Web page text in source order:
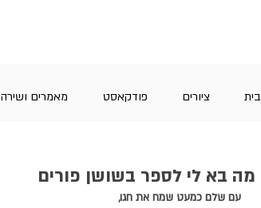
בית ציורים פודקאסט מאמרים ושירה
מה בא לי לספר בשושן פורים
עם שלם כמעט שמח את חגו,